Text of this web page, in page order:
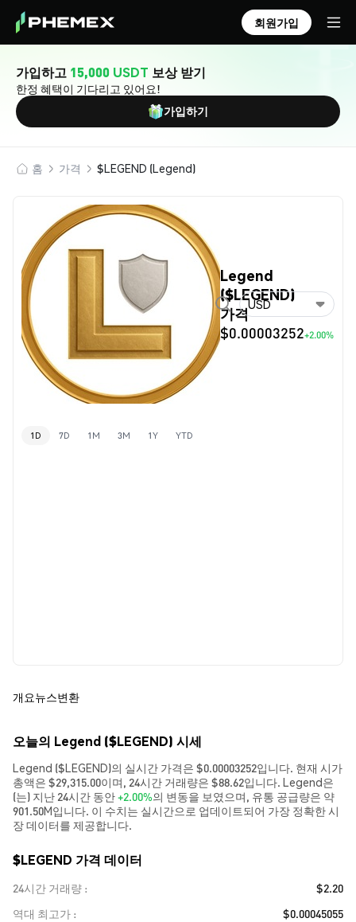
회원가입
가입하고 15,000 USDT 보상 받기
한정 혜택이 기다리고 있어요!
가입하기
홈 가격 $LEGEND (Legend)
Legend
($LEGEND)
가격
$0.00003252+2.00%
USD
1D 7D 1M 3M 1Y YTD
개요뉴스변환
오늘의 Legend ($LEGEND) 시세
Legend ($LEGEND)의 실시간 가격은 $0.00003252입니다. 현재 시가
총액은 $29,315.00이며, 24시간 거래량은 $88.62입니다. Legend은
(는) 지난 24시간 동안+2.00%의 변동을 보였으며, 유통 공급량은 약
901.50M입니다. 이 수치는 실시간으로 업데이트되어 가장 정확한 시
장 데이터를 제공합니다.
$LEGEND 가격 데이터
24시간 거래량
$2.20
역대 최고가
$0.00045055